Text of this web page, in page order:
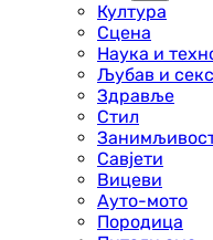
Култура
Сцена
Наука и
Љубав и секс
Здравље
Стил
Савјети
Вицеви
Ауто-мото
Породица